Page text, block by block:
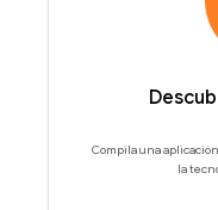
Compila una
la